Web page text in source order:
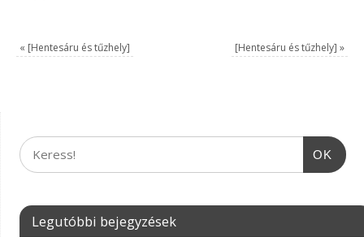
« [Hentesáru és tűzhely] [Hentesáru és tűzhely] »
OK
Legutóbbi bejegyzések